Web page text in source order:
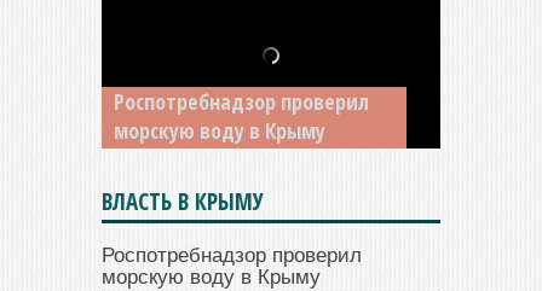
Роспотребнадзор проверил
морскую воду в Крыму
В Крыму у жителя Саки
изъяли автомобиль —
накопил долги по штрафам
ГИБДД
ВЛАСТЬ В КРЫМУ
Роспотребнадзор проверил
морскую воду в Крыму